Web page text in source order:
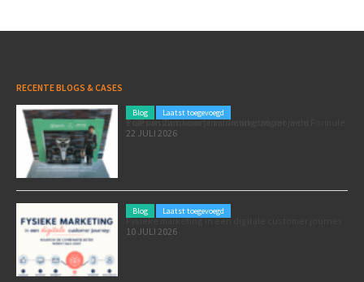
RECENTE BLOGS & CASES
Blog Laatst toegevoegd
Poleposition voor je marketing: zó zet je de Formule 1 GP van Zandvoort in als marketingmoment
22 JULI 2026
Blog Laatst toegevoegd
Fysieke marketing in een digitale customer journey
10 JULI 2026